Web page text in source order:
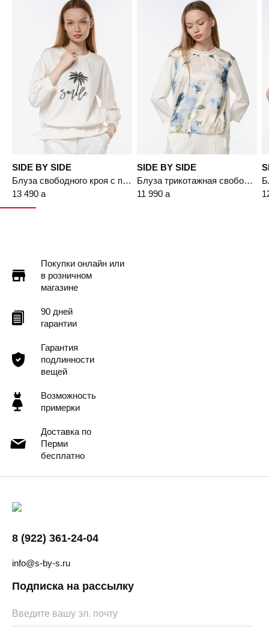
SIDE BY SIDE
Блуза свободного кроя с принтом
13 490 a
SIDE BY SIDE
Блуза трикотажная свободного кроя с принтом
11 990 a
Покупки онлайн или
в розничном
магазине
90 дней
гарантии
Гарантия
подлинности
вещей
Возможность
примерки
Доставка по
Перми
бесплатно
8 (922) 361-24-04
info@s-by-s.ru
Подписка на рассылку